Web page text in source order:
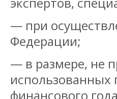
— при
Федерации;
— в размере, не
использованных
финансового